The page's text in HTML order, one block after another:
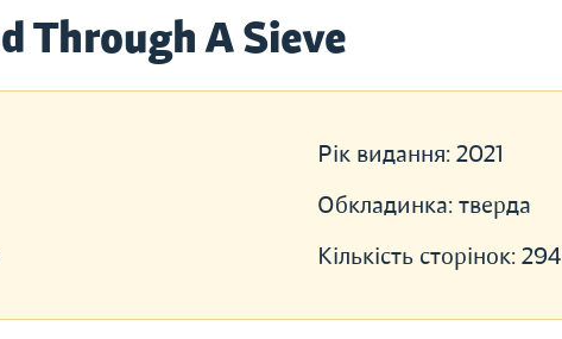
Through A Sieve
Рік видання: 2021
Обкладинка: тверда
Кількість сторінок: 294